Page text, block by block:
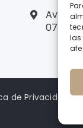
las
Avda.
07800
de Privacidad